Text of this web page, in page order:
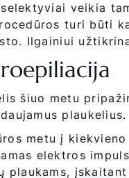
veikia
turi būti
Ilgainiui
šiuo metu
plaukelius.
metu į
elektros
plaukams,